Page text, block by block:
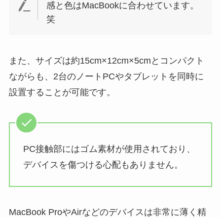
感と色はMacBookに合わせています。
笑
また、サイズは約15cm×12cm×5cmとコンパクト
ながらも、2台のノートPCやタブレットを同時に
設置することが可能です。
PC接触部にはゴム素材が使用されており、
デバイスを傷つける心配もありません。
MacBook ProやAirなどのデバイスは非常に薄く精